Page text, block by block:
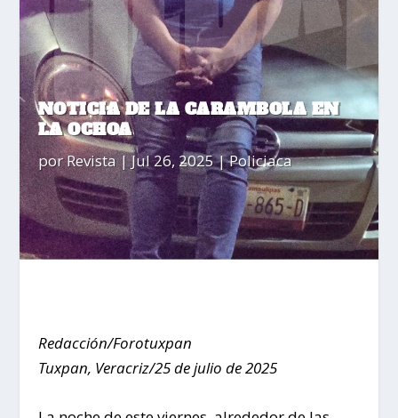
NOTICIA DE LA CARAMBOLA EN
LA OCHOA
porRevista|Jul 26, 2025|Policiaca
Redacción/Forotuxpan
Tuxpan, Veracriz/25 de julio de 2025